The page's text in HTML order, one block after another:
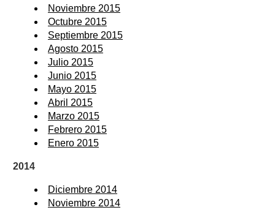
Noviembre 2015
Octubre 2015
Septiembre 2015
Agosto 2015
Julio 2015
Junio 2015
Mayo 2015
Abril 2015
Marzo 2015
Febrero 2015
Enero 2015
2014
Diciembre 2014
Noviembre 2014